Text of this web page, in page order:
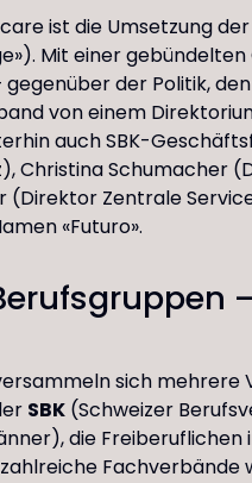
ist die Umsetzung der
Mit einer
der Politik,
von einem
auch SBK-
Christina Schumacher
(Direktor Zentrale
«Futuro».
sich mehrere
SBK (Schweizer
die Freiberuflichen
Fachverbände